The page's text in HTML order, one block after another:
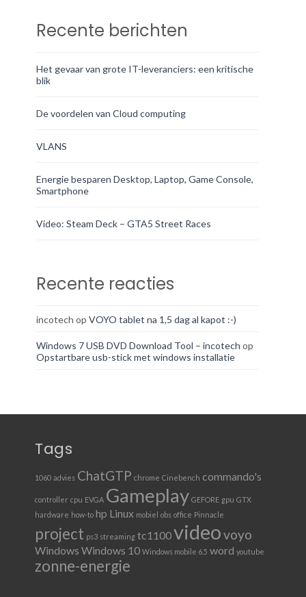
Recente berichten
Het gevaar van grote IT-leveranciers: een kritische
blik
De voordelen van Cloud computing
VLANS
Energie besparen Desktop, Laptop, Game Console,
Smartphone
Video: Steam Deck – GTA5 Street Races
Recente reacties
incotech opVOYO tablet na 1,5 dag al kapot :-)
Windows 7 USB DVD Download Tool – incotech op
Opstartbare usb-stick met windows installatie
Tags
1060 advies ChatGTP chrome Cinebench commando's
controller cpu EVGA Gameplay GEFORE gpu GTX
hardware how-to hp Linux mobiel obs office Pinnacle
project ps3 streaming tc1100videovoyo
Windows Windows 10 Windows mobile 6.5 word youtube
zonne-energie